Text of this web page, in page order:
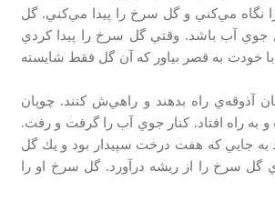
نگاه مي‌كني و گل سرخ را پيدا مي‌كني. گل
جوي آب باشد. وقتي گل سرخ را پيدا كردي
با خودت به قصر بياور كه آن گل فقط شايسته
آذوقه‌ي راه بدهند و راهي‌ش كنند. چوپان
و به راه افتاد. كنار جوي آب را گرفت و رفت.
جايي كه هفت درخت سپيدار بود و يك گل
گل سرخ را از ريشه درآورد. گل سرخ او را